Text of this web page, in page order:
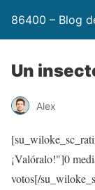
86400 – Blog
Un
Alex
¡Valóralo!"]0
votos[/